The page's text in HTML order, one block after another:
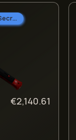
Secreto
€2,140.61